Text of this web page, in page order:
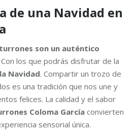
de una Navidad en
turrones son un auténtico
los que podrás disfrutar de la
Navidad. Compartir un trozo de
es una tradición que nos une y
felices. La calidad y el sabor
Coloma Garcíaconvierten
sensorial única.